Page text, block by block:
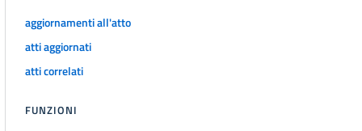
Allegato VI
Allegato VI
aggiornamenti all'atto
atti aggiornati
atti correlati
FUNZIONI